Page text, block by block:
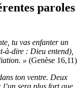
paroles
tu vas enfanter un
à-dire : Dieu entend),
» (Genèse 16,11)
ton ventre. Deux
sera plus fort que